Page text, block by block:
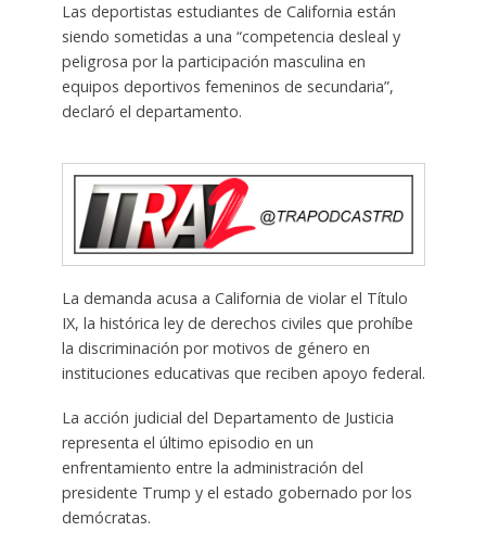
Las deportistas estudiantes de California están
siendo sometidas a una “competencia desleal y
peligrosa por la participación masculina en
equipos deportivos femeninos de secundaria”,
declaró el departamento.
La demanda acusa a California de violar el Título
IX, la histórica ley de derechos civiles que prohíbe
la discriminación por motivos de género en
instituciones educativas que reciben apoyo federal.
La acción judicial del Departamento de Justicia
representa el último episodio en un
enfrentamiento entre la administración del
presidente Trump y el estado gobernado por los
demócratas.